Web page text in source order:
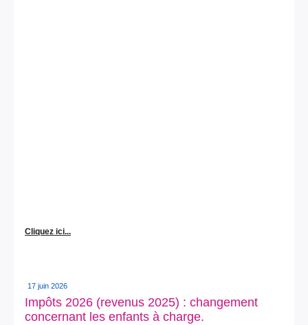
Cliquez ici...
17 juin 2026
Impôts 2026 (revenus 2025) : changement
concernant les enfants à charge.